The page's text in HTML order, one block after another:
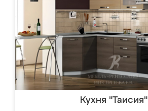
Кухня "Таисия"